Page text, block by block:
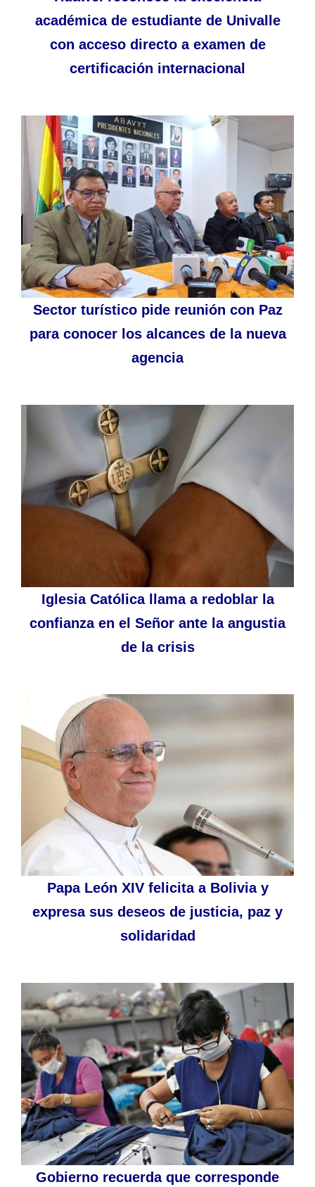
académica de estudiante de Univalle
con acceso directo a examen de
certificación internacional
Sector turístico pide reunión con Paz
para conocer los alcances de la nueva
agencia
Iglesia Católica llama a redoblar la
confianza en el Señor ante la angustia
de la crisis
Papa León XIV felicita a Bolivia y
expresa sus deseos de justicia, paz y
solidaridad
Gobierno recuerda que corresponde